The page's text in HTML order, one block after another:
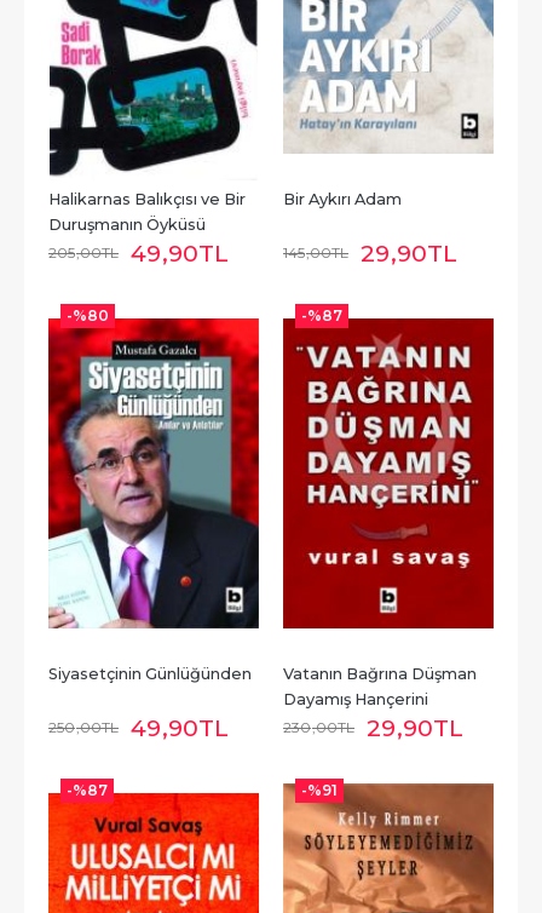
Halikarnas Balıkçısı ve Bir
Duruşmanın Öyküsü
205,00TL 49,90TL
Bir Aykırı Adam
145,00TL 29,90TL
-%80
Siyasetçinin Günlüğünden
250,00TL 49,90TL
-%87
Vatanın Bağrına Düşman
Dayamış Hançerini
230,00TL 29,90TL
-%87 -%91